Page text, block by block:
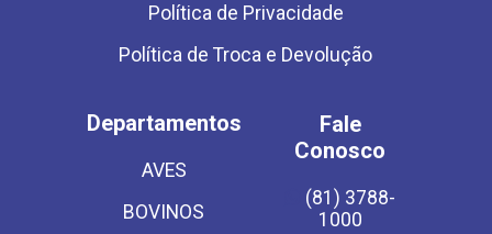
Política de Privacidade
Política de Troca e Devolução
Departamentos
AVES
BOVINOS
Fale
Conosco
(81) 3788-
1000